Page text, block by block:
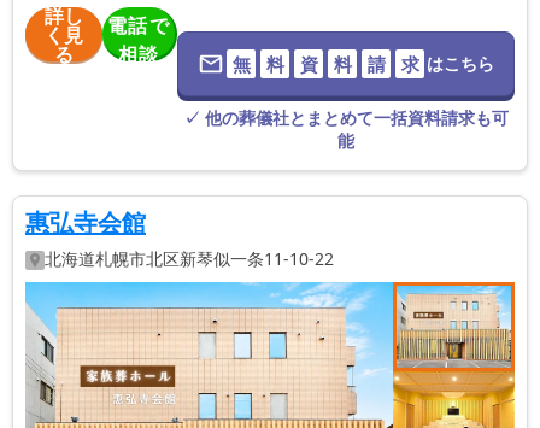
詳し
く見
る
電話で
相談
無 料 資 料 請 求 はこちら
✓ 他の葬儀社とまとめて一括資料請求も可
能
惠弘寺会館
北海道札幌市北区新琴似一条11-10-22